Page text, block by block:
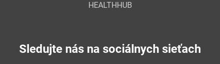
HEALTHHUB
Sledujte nás na sociálnych sieťach